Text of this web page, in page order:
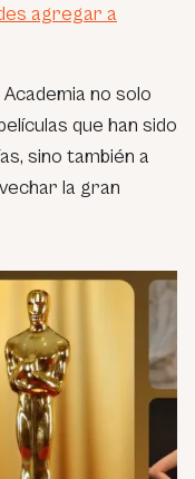
agregar a
no solo
que han sido
sino también a
la gran